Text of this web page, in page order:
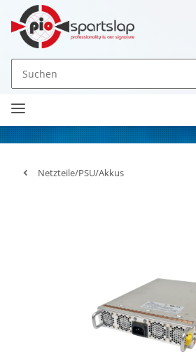
Netzteile/PSU/Akkus